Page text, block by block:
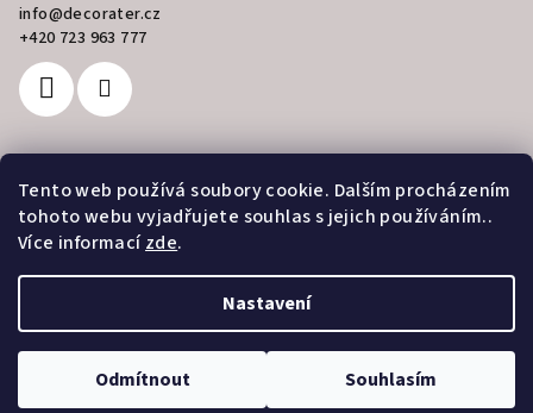
Tento web používá soubory cookie. Dalším procházením
tohoto webu vyjadřujete souhlas s jejich používáním..
Více informacízde.
Nastavení
Odmítnout Souhlasím
info@decorater.cz
+420 723 963 777
Přijímáme online platby
. Všechna práva vyhrazena.